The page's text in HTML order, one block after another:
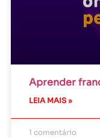
Aprender
LEIA MAIS »
1 comentário